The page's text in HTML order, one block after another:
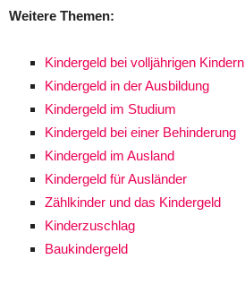
Weitere Themen:
Kindergeld bei volljährigen Kindern
Kindergeld in der Ausbildung
Kindergeld im Studium
Kindergeld bei einer Behinderung
Kindergeld im Ausland
Kindergeld für Ausländer
Zählkinder und das Kindergeld
Kinderzuschlag
Baukindergeld